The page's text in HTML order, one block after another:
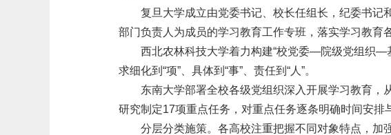
复旦大学成立由党委书记、校长任组长，纪委书
部门负责人为成员的学习教育工作专班，落实学习教育
西北农林科技大学着力构建“校党委—院级党组织—
求细化到“项”、具体到“事”、责任到“人”。
东南大学部署全校各级党组织深入开展学习教育，
研究制定17项重点任务，对重点任务逐条明确时间安排
分层分类施策。各高校注重把握不同对象特点，加